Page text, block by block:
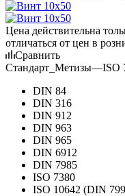
Цена действительна
отличаться от цен в
Сравнить
Стандарт_Метизы—ISO
DIN 84
DIN 316
DIN 912
DIN 963
DIN 965
DIN 6912
DIN 7985
ISO 7380
ISO 10642 (DIN